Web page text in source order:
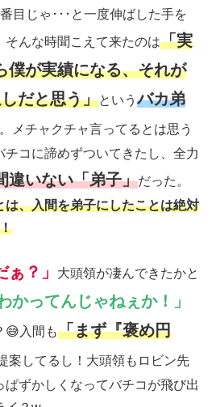
目じゃ･･･と一度伸ばした手を
そんな時聞こえて来たのは「実
僕が実績になる、それが
だと思う」というバカ弟
メチャクチャ言ってるとは思う
コに諦めずついてきたし、全力
違いない「弟子」だった。
は、入間を弟子にしたことは絶対
ぁ？」 大頭領が凄んできたかと
かってんじゃねぇか！」
😅入間も「まず『褒め円
案してるし！大頭領もロビン先
ずかしくなってバチコが飛び出